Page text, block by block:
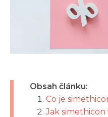
Obsah článku:
Co je
Jak